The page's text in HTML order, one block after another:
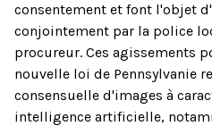
consentement et font l'objet
conjointement par la police
procureur. Ces agissements
nouvelle loi de Pennsylvanie
consensuelle d'images à
intelligence artificielle,